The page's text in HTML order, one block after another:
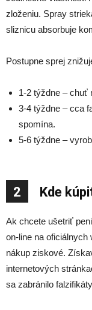
zloženiu. Spray
sliznicu absorbuje
Postupne sprej
1-2 týždne – chuť
3-4 týždne – cca
spomína.
5-6 týždne –
2 Kde
Ak chcete ušetriť
on-line na
nákup ziskové.
internetových
sa zabránilo